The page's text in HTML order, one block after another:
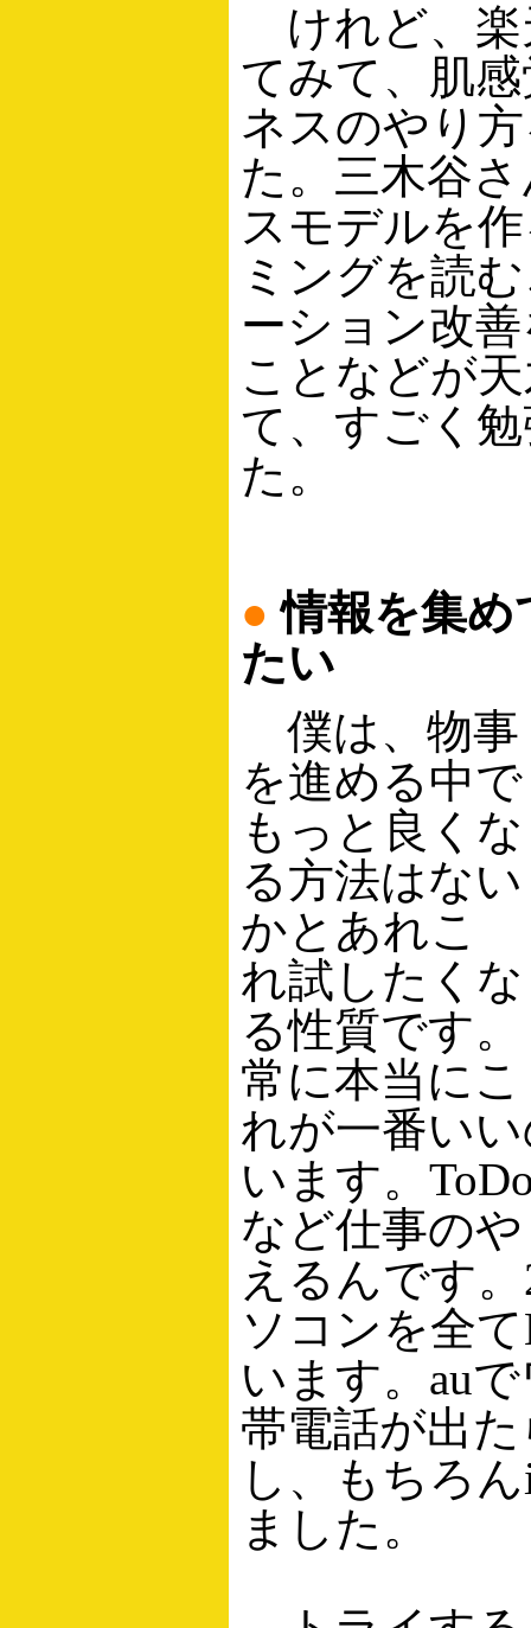
けれど、楽
てみて、肌
ネスのやり
た。三木谷
スモデルを
ミングを読
ーション改
ことなどが
て、すごく
た。
● 情報を集め
たい
僕は、物事
を進める中で
もっと良くな
る方法はない
かとあれこ
れ試したくな
る性質です。
常に本当にこ
れが一番い
います。
など仕事の
えるんです
ソコンを全
います。au
帯電話が出
し、もちろ
ました。